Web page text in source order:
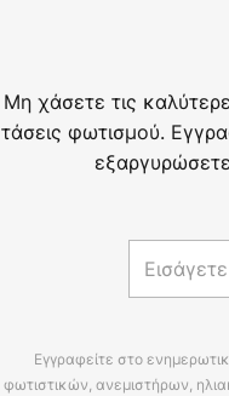
Μη χάσετε τις
τάσεις φωτισμού.
Εγγραφείτε στο
φωτιστικών, ανεμιστήρων,